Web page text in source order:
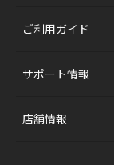
ご利用ガイド
サポート情報
店舗情報